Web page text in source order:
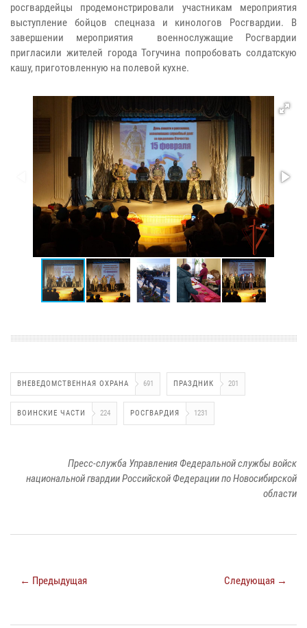
росгвардейцы продемонстрировали участникам мероприятия
выступление бойцов спецназа и кинологов Росгвардии. В
завершении мероприятия военнослужащие Росгвардии
пригласили жителей города Тогучина попробовать солдатскую
кашу, приготовленную на полевой кухне.
ВНЕВЕДОМСТВЕННАЯ ОХРАНА 691 ПРАЗДНИК 201
ВОИНСКИЕ ЧАСТИ 224 РОСГВАРДИЯ 1231
Пресс-служба Управления Федеральной службы войск
национальной гвардии Российской Федерации по Новосибирской
области
← Предыдущая Следующая →